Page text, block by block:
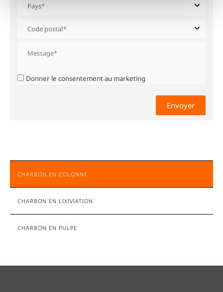
Donner le consentement au marketing
CHARBON EN COLONNE
CHARBON EN LIXIVIATION
CHARBON EN PULPE